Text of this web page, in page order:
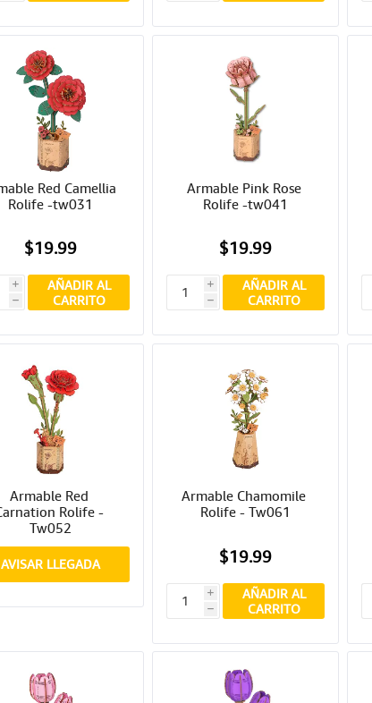
Red Camellia
Rolife -tw031
$19.99
i
h
AÑADIR AL
CARRITO
Armable Pink Rose
Rolife -tw041
$19.99
i
h
AÑADIR AL
CARRITO
Armable Red
Rolife -
Tw052
AVISAR LLEGADA
Armable Chamomile
Rolife - Tw061
$19.99
i
h
AÑADIR AL
CARRITO